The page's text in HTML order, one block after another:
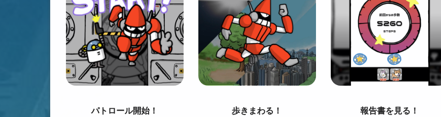
パトロール開始！ 歩きまわる！ 報告書を見る！